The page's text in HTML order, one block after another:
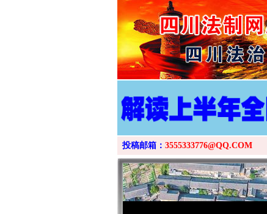
投稿邮箱： 3555333776@QQ.COM